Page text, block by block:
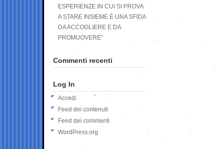
ESPERIENZE IN CUI SI PROVA
A STARE INSIEME È UNA SFIDA
DA ACCOGLIERE E DA
PROMUOVERE”
Commenti recenti
Log In
Accedi
Feed dei contenuti
Feed dei commenti
WordPress.org